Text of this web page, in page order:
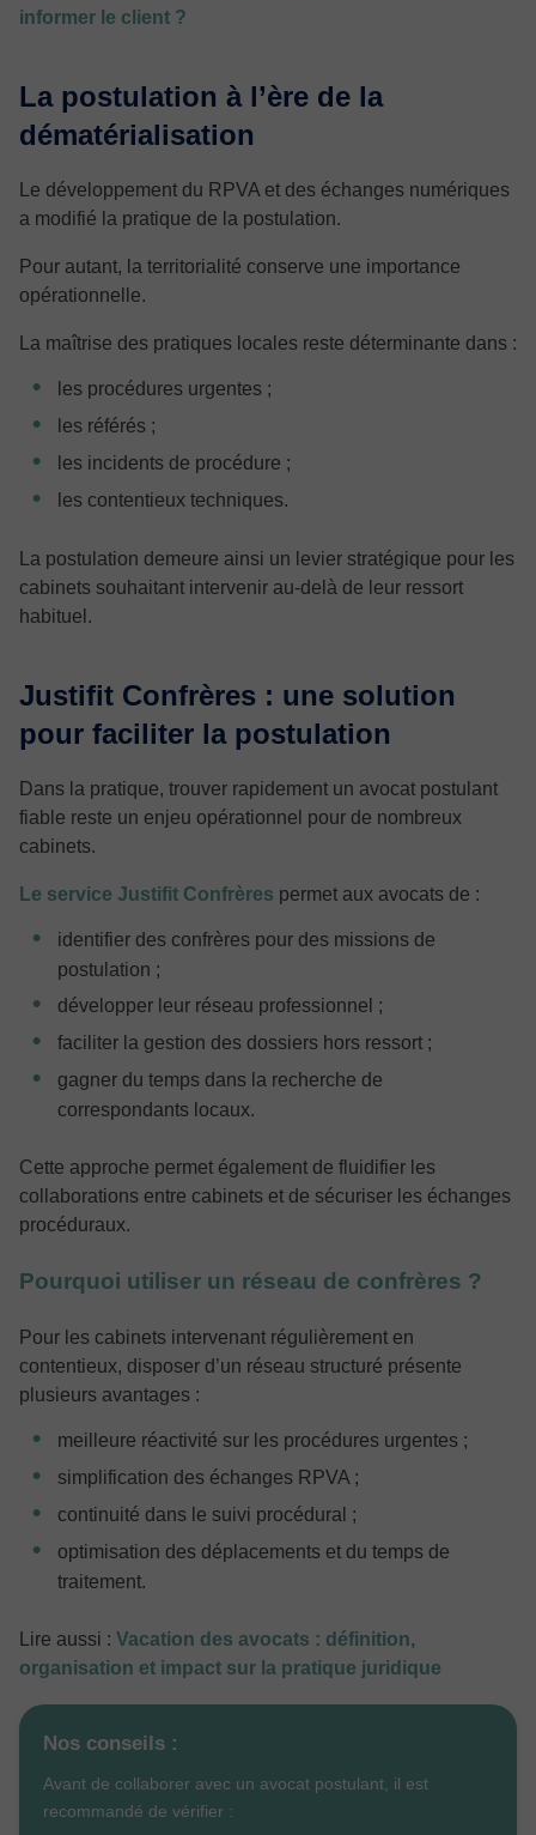
informer le client ?
La postulation à l’ère de la
dématérialisation
Le développement du RPVA et des échanges numériques
a modifié la pratique de la postulation.
Pour autant, la territorialité conserve une importance
opérationnelle.
La maîtrise des pratiques locales reste déterminante dans :
les procédures urgentes ;
les référés ;
les incidents de procédure ;
les contentieux techniques.
La postulation demeure ainsi un levier stratégique pour les
cabinets souhaitant intervenir au-delà de leur ressort
habituel.
Justifit Confrères : une solution
pour faciliter la postulation
Dans la pratique, trouver rapidement un avocat postulant
fiable reste un enjeu opérationnel pour de nombreux
cabinets.
Le service Justifit Confrères permet aux avocats de :
identifier des confrères pour des missions de
postulation ;
développer leur réseau professionnel ;
faciliter la gestion des dossiers hors ressort ;
gagner du temps dans la recherche de
correspondants locaux.
Cette approche permet également de fluidifier les
collaborations entre cabinets et de sécuriser les échanges
procéduraux.
Pourquoi utiliser un réseau de confrères ?
Pour les cabinets intervenant régulièrement en
contentieux, disposer d’un réseau structuré présente
plusieurs avantages :
meilleure réactivité sur les procédures urgentes ;
simplification des échanges RPVA ;
continuité dans le suivi procédural ;
optimisation des déplacements et du temps de
traitement.
Lire aussi : Vacation des avocats : définition,
organisation et impact sur la pratique juridique
Nos conseils :
Avant de collaborer avec un avocat postulant, il est
recommandé de vérifier :